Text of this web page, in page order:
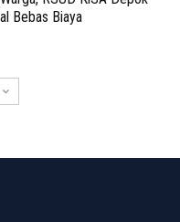
Bebas Biaya